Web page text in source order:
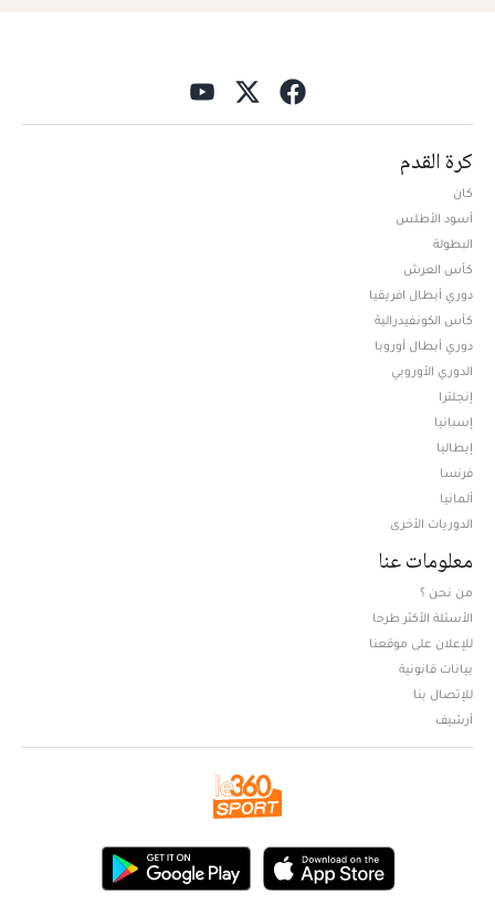
كرة القدم
كان
أسود الأطلس
البطولة
كأس العرش
دوري أبطال افريقيا
كأس الكونفيدرالية
دوري أبطال أوروبا
الدوري الأوروبي
إنجلترا
إسبانيا
إيطاليا
فرنسا
ألمانيا
الدوريات الأخرى
معلومات عنا
من نحن ؟
الأسئلة الأكثر طرحا
للإعلان على موقعنا
بيانات قانونية
للإتصال بنا
أرشيف